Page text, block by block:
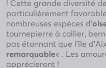
! Cette grande diversité
particulièrement
nombreuses espèces d’
tournepierre à collier,
pas étonnant que l’île
remarquable« . Les
apprécieront !